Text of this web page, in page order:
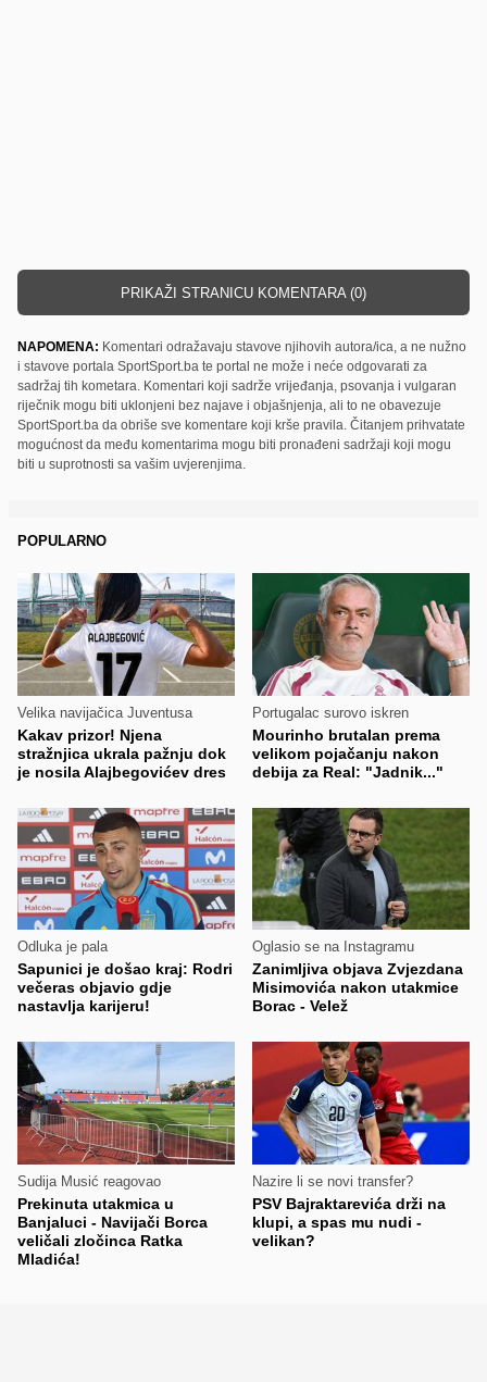
PRIKAŽI STRANICU KOMENTARA (0)
NAPOMENA: Komentari odražavaju stavove njihovih autora/ica, a ne nužno
i stavove portala SportSport.ba te portal ne može i neće odgovarati za
sadržaj tih kometara. Komentari koji sadrže vrijeđanja, psovanja i vulgaran
riječnik mogu biti uklonjeni bez najave i objašnjenja, ali to ne obavezuje
SportSport.ba da obriše sve komentare koji krše pravila. Čitanjem prihvatate
mogućnost da među komentarima mogu biti pronađeni sadržaji koji mogu
biti u suprotnosti sa vašim uvjerenjima.
POPULARNO
Velika navijačica Juventusa
Kakav prizor! Njena
stražnjica ukrala pažnju dok
je nosila Alajbegovićev dres
Portugalac surovo iskren
Mourinho brutalan prema
velikom pojačanju nakon
debija za Real: "Jadnik..."
Odluka je pala
Sapunici je došao kraj: Rodri
večeras objavio gdje
nastavlja karijeru!
Oglasio se na Instagramu
Zanimljiva objava Zvjezdana
Misimovića nakon utakmice
Borac - Velež
Sudija Musić reagovao
Prekinuta utakmica u
Banjaluci - Navijači Borca
veličali zločinca Ratka
Mladića!
Nazire li se novi transfer?
PSV Bajraktarevića drži na
klupi, a spas mu nudi -
velikan?